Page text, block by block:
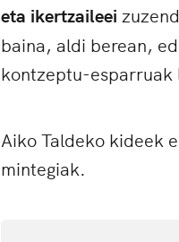
eta ikertzaileei
baina, aldi berean,
kontzeptu-esparruak
Aiko Taldeko kideek
mintegiak.